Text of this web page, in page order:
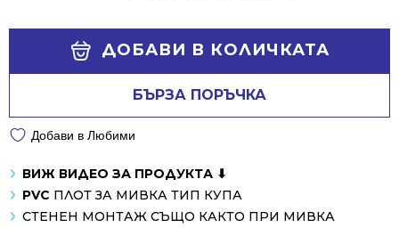
137.03 €
101.75 €
ДОБАВИ В КОЛИЧКАТА
БЪРЗА ПОРЪЧКА
Добави в Любими
ВИЖ ВИДЕО ЗА ПРОДУКТА ⬇
PVC ПЛОТ ЗА МИВКА ТИП КУПА
СТЕНЕН МОНТАЖ СЪЩО КАКТО ПРИ МИВКА